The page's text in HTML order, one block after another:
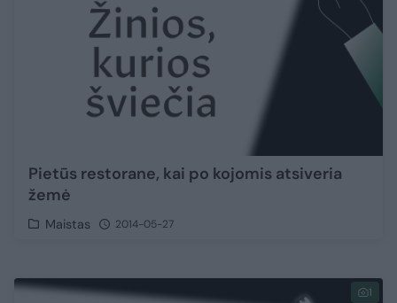
Pietūs restorane, kai po kojomis atsiveria
žemė
Maistas 2014-05-27
1